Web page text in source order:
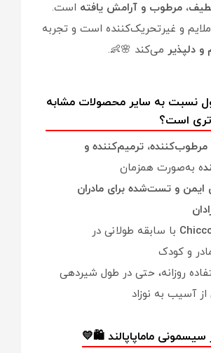
مرطوب و آرامش یافته است.
و غیرتحریک‌کننده است و تجربه
و دلپذیر می‌کند 🌸👶.
نسبت به سایر محصولات مشابه
است؟
مرطوب‌کننده، ترمیم‌کننده و
ه به‌صورت همزمان
ایمن و تست‌شده برای مادران
با سابقه طولانی در
و کودک
روزانه، حتی در طول شیردهی
از آسیب به نوزاد
سیسمونی ماماپاپالند 🛍️💛